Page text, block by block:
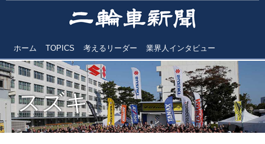
ホーム TOPICS 考えるリーダー 業界人インタビュー
スズキ